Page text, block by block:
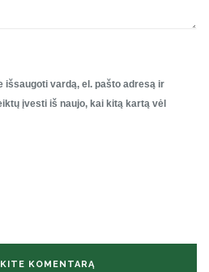
išsaugoti vardą, el. pašto adresą ir
įvesti iš naujo, kai kitą kartą vėl